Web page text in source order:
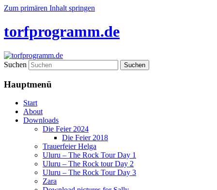
Zum primären Inhalt springen
torfprogramm.de
Suchen
Hauptmenü
Start
About
Downloads
Die Feier 2024
Die Feier 2018
Trauerfeier Helga
Uluru – The Rock Tour Day 1
Uluru – The Rock tour Day 2
Uluru – The Rock Tour Day 3
Zara